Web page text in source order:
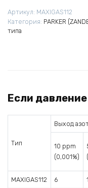
Артикул: MAXIGAS112
Категория: PARKER
типа
Если
Тип
Выход
10 ppm
(0,001%)
MAXIGAS112 6